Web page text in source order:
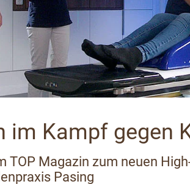
im Kampf gegen
TOP Magazin zum neuen
Pasing